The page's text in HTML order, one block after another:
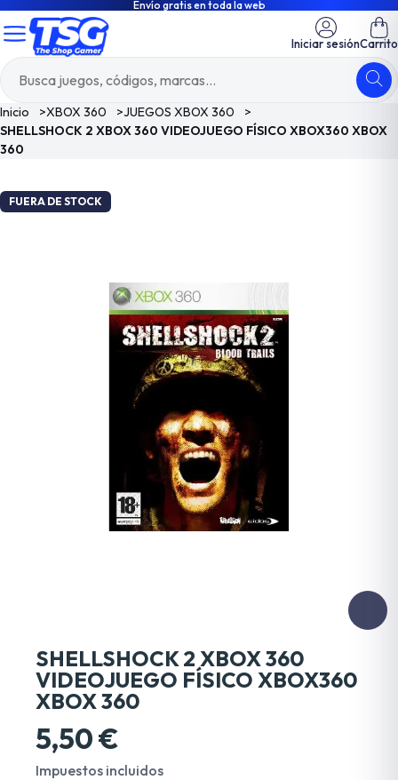
Envío gratis en toda la web
Iniciar sesiónCarrito
Inicio >XBOX 360 >JUEGOS XBOX 360
>
SHELLSHOCK 2 XBOX 360 VIDEOJUEGO FÍSICO XBOX360 XBOX
360
FUERA DE STOCK
SHELLSHOCK 2 XBOX 360
VIDEOJUEGO FÍSICO XBOX360
XBOX 360
5,50 €
Impuestos incluidos